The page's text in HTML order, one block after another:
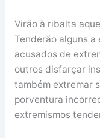
Virão à ribalta
Tenderão alguns a
acusados de
outros disfarçar
também extremar
porventura
extremismos